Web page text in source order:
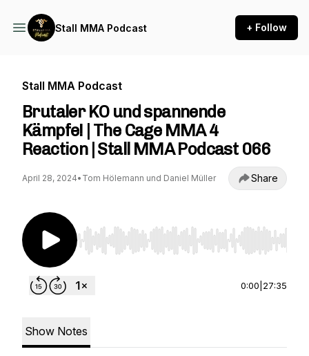
Stall MMA Podcast + Follow
Stall MMA Podcast
Brutaler KO und spannende
Kämpfe! | The Cage MMA 4
Reaction | Stall MMA Podcast 066
April 28, 2024• Tom Hölemann und Daniel Müller Share
Use Left/Right to seek, Home/End to jump to
0:00 27:35
Show Notes